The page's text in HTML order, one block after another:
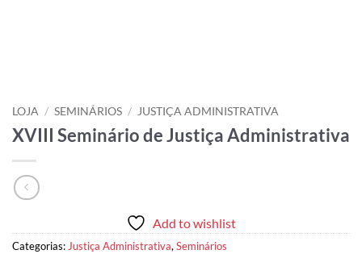
LOJA / SEMINÁRIOS / JUSTIÇA ADMINISTRATIVA
XVIII Seminário de Justiça Administrativa
Add to wishlist
Categorias:Justiça Administrativa,Seminários